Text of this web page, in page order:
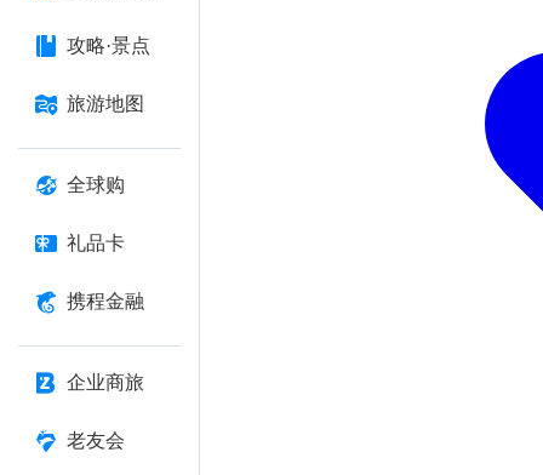
攻略·景点
旅游地图
全球购
礼品卡
携程金融
企业商旅
老友会